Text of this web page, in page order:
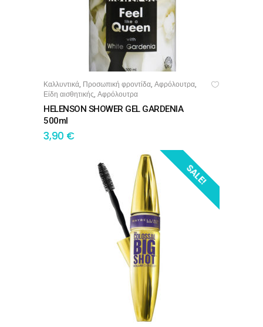
ΠΡΟΣΘΉΚΗ ΣΤΟ ΚΑΛΆΘΙ
Καλλυντικά, Προσωπική φροντίδα, Αφρόλουτρα,
Είδη αισθητικής, Αφρόλουτρα
HELENSON SHOWER GEL GARDENIA
500ml
3,90 €
SALE!